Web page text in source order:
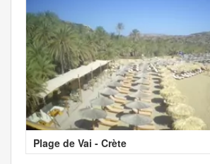
Plage de Vai - Crète